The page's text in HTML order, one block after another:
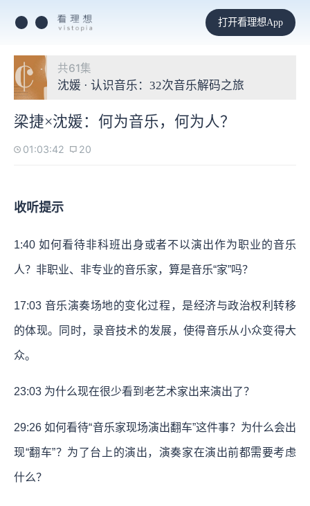
打开看理想App
共61集
沈媛 · 认识音乐：32次音乐解码之旅
梁捷×沈媛：何为音乐，何为人？
01:03:42 20
收听提示
1:40 如何看待非科班出身或者不以演出作为职业的音乐
人？非职业、非专业的音乐家，算是音乐“家”吗？
17:03 音乐演奏场地的变化过程，是经济与政治权利转移
的体现。同时，录音技术的发展，使得音乐从小众变得大
众。
23:03 为什么现在很少看到老艺术家出来演出了？
29:26 如何看待“音乐家现场演出翻车”这件事？为什么会出
现“翻车”？为了台上的演出，演奏家在演出前都需要考虑
什么？